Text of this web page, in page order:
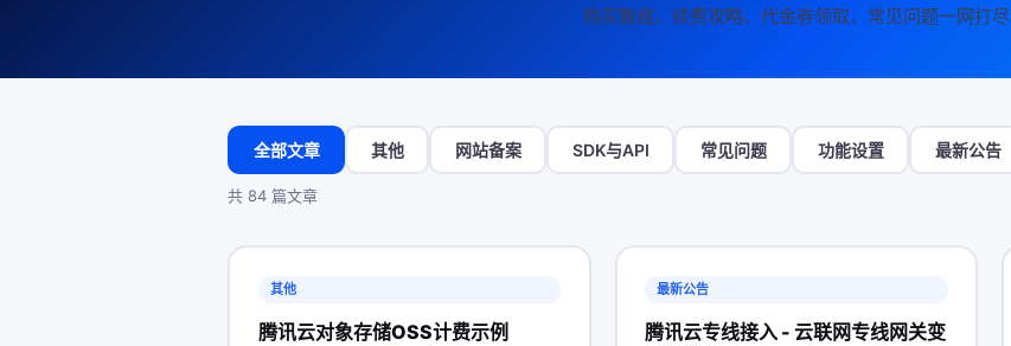
购买教程、续费攻略、代金券领取、常见问题一网打尽
全部文章 其他 网站备案 SDK与API 常见问题 功能设置 最新公告
共 84 篇文章
其他
腾讯云对象存储OSS计费示例
最新公告
腾讯云专线接入 - 云联网专线网关变